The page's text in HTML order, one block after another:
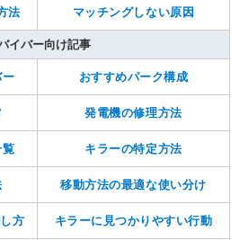
法 マッチングしない原因
イバー向け記事
ー おすすめパーク構成
発電機の修理方法
覧 キラーの特定方法
移動方法の最適な使い分け
方 キラーに見つかりやすい行動